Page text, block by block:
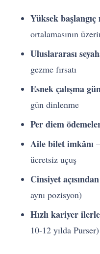
Yüksek başlangıç
ortalamasının
Uluslararası
gezme fırsatı
Esnek çalışma
gün dinlenme
Per diem
Aile bilet imkânı
ücretsiz uçuş
Cinsiyet
aynı pozisyon)
Hızlı kariyer
10-12 yılda Purser)